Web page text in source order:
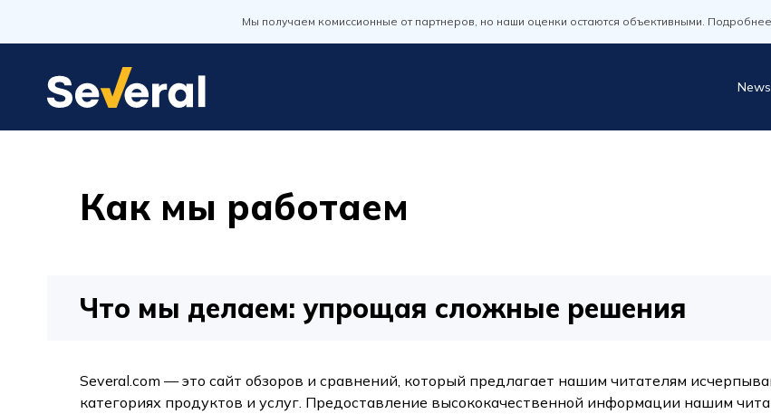
Мы получаем комиссионные от партнеров, но наши оценки остаются объективными.
News
Как мы работаем
Что мы делаем: упрощая сложные решения
Several.com — это сайт обзоров и сравнений, который предлагает нашим читателям
категориях продуктов и услуг. Предоставление высококачественной информации нашим